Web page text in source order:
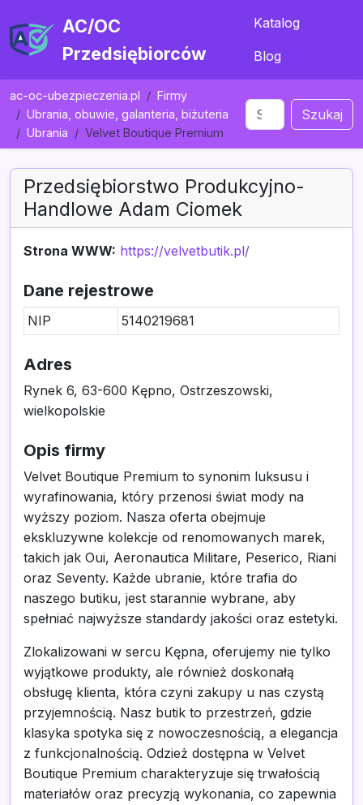
AC/OC
Przedsiębiorców
Katalog
Blog
ac-oc-ubezpieczenia.pl
Firmy
Ubrania, obuwie, galanteria, biżuteria
Ubrania
Velvet Boutique Premium
Szukaj
Przedsiębiorstwo Produkcyjno-
Handlowe Adam Ciomek
Strona WWW: https://velvetbutik.pl/
Dane rejestrowe
NIP 5140219681
Adres
Rynek 6, 63-600 Kępno, Ostrzeszowski,
wielkopolskie
Opis firmy
Velvet Boutique Premium to synonim luksusu i
wyrafinowania, który przenosi świat mody na
wyższy poziom. Nasza oferta obejmuje
ekskluzywne kolekcje od renomowanych marek,
takich jak Oui, Aeronautica Militare, Peserico, Riani
oraz Seventy. Każde ubranie, które trafia do
naszego butiku, jest starannie wybrane, aby
spełniać najwyższe standardy jakości oraz estetyki.
Zlokalizowani w sercu Kępna, oferujemy nie tylko
wyjątkowe produkty, ale również doskonałą
obsługę klienta, która czyni zakupy u nas czystą
przyjemnością. Nasz butik to przestrzeń, gdzie
klasyka spotyka się z nowoczesnością, a elegancja
z funkcjonalnością. Odzież dostępna w Velvet
Boutique Premium charakteryzuje się trwałością
materiałów oraz precyzją wykonania, co zapewnia